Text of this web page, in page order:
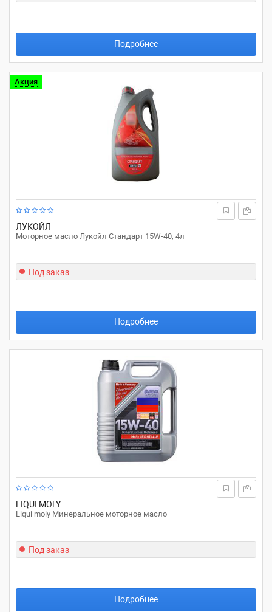
Подробнее
ЛУКОЙЛ
Моторное масло Лукойл Стандарт 15W-40, 4л
Акция
Под заказ
Подробнее
LIQUI MOLY
Liqui moly Минеральное моторное масло
Под заказ
Подробнее